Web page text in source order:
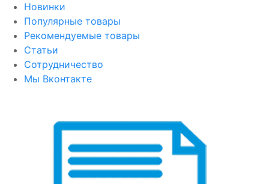
Новинки
Популярные товары
Рекомендуемые товары
Статьи
Сотрудничество
Мы Вконтакте